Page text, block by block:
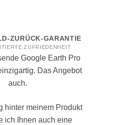
ZURÜCK-GARANTIE
ZUFRIEDENHEIT
Google Earth Pro
Das Angebot
auch.
hinter meinem Produkt
ich Ihnen auch eine